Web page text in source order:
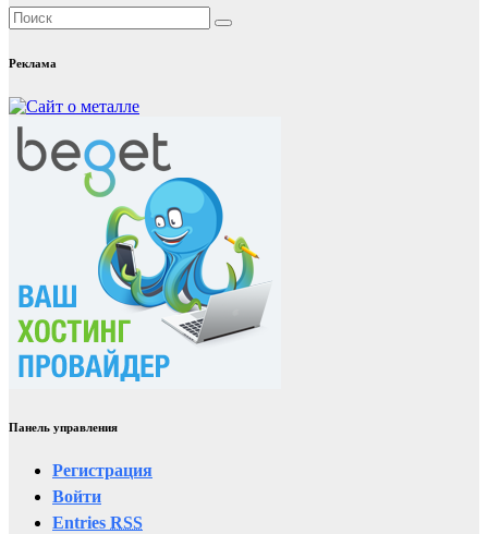
Реклама
Панель управления
Регистрация
Войти
Entries RSS